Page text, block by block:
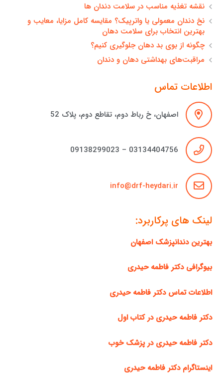
نقشه تغذیه مناسب در سلامت دندان ها
نخ دندان معمولی یا واترپیک؟ مقایسه کامل مزایا، معایب و
بهترین انتخاب برای سلامت دهان
چگونه از بوی بد دهان جلوگیری کنیم؟
مراقبت‌های بهداشتی دهان و دندان
اطلاعات تماس
اصفهان، خ رباط دوم، تقاطع دوم، پلاک 52
03134404756 – 09138299023
info@drf-heydari.ir
لینک های پرکاربرد:
بهترین دندانپزشک اصفهان
بیوگرافی دکتر فاطمه حیدری
اطلاعات تماس دکتر فاطمه حیدری
دکتر فاطمه حیدری در کتاب اول
دکتر فاطمه حیدری در پزشک خوب
اینستاگرام دکتر فاطمه حیدری